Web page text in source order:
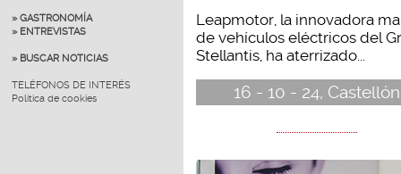
» GASTRONOMÍA
» ENTREVISTAS
» BUSCAR NOTICIAS
TELÉFONOS DE INTERÉS
Política de cookies
Leapmotor, la innovadora
de vehículos eléctricos del
Stellantis, ha aterrizado...
16 - 10 - 24, Castellón